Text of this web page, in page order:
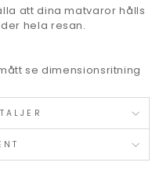
att dina matvaror hålls
hela resan.
se dimensionsritning